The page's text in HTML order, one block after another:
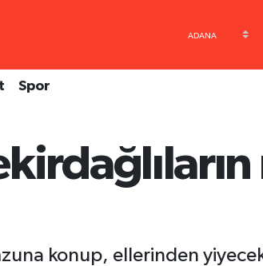
Spor
konup, ellerinden